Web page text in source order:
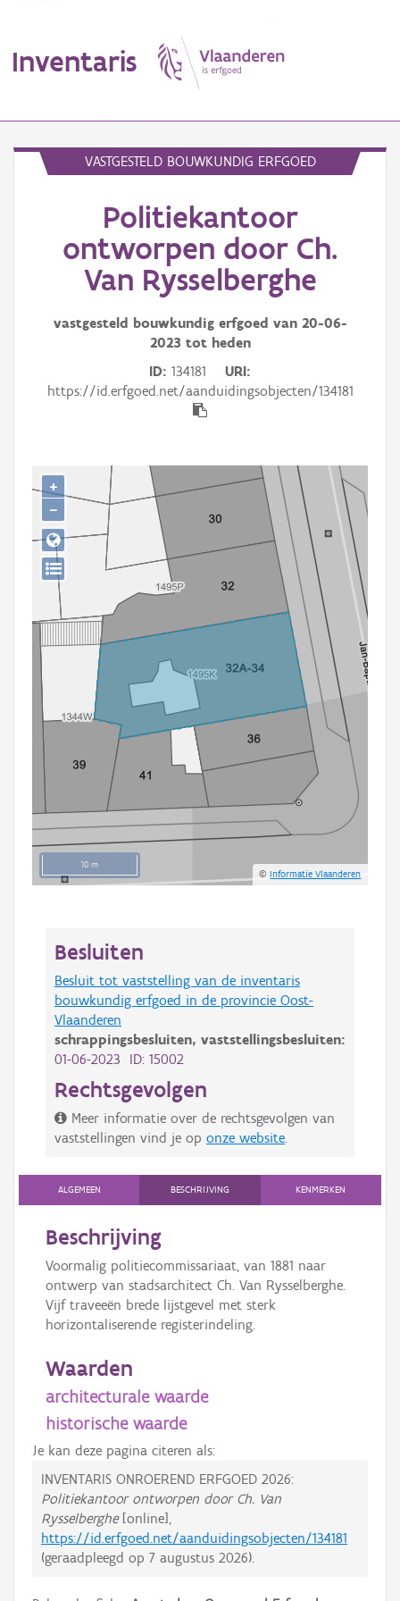
Inventaris
Aanduidingsobject
Hergebruik
Aanmelden
VASTGESTELD BOUWKUNDIG ERFGOED
Politiekantoor
ontworpen door Ch.
Van Rysselberghe
vastgesteld bouwkundig erfgoed van 20-06-
2023 tot heden
ID 134181
URI
https://id.erfgoed.net/aanduidingsobjecten/134181
10 m
©Informatie Vlaanderen
+
−
Besluiten
Besluit tot vaststelling van de inventaris
bouwkundig erfgoed in de provincie Oost-
Vlaanderen
schrappingsbesluiten, vaststellingsbesluiten:
01-06-2023 ID: 15002
Rechtsgevolgen
Meer informatie over de rechtsgevolgen van
vaststellingen vind je op onze website
ALGEMEEN BESCHRIJVING KENMERKEN
Beschrijving
Voormalig politiecommissariaat, van 1881 naar
ontwerp van stadsarchitect Ch. Van Rysselberghe.
Vijf traveeën brede lijstgevel met sterk
horizontaliserende registerindeling.
Waarden
architecturale waarde
historische waarde
Je kan deze pagina citeren als:
INVENTARIS ONROEREND ERFGOED 2026:
Politiekantoor ontworpen door Ch. Van
Rysselberghe[online],
https://id.erfgoed.net/aanduidingsobjecten/134181
(geraadpleegd op 7 augustus 2026).